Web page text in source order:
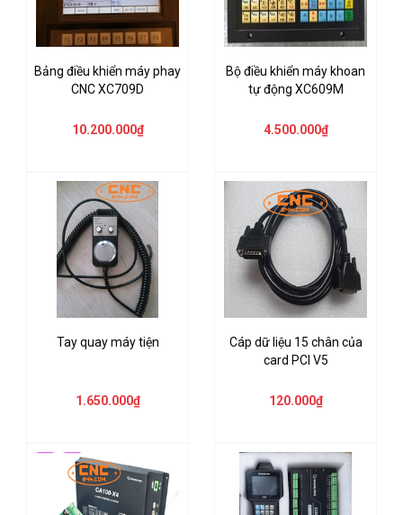
Bảng điều khiển máy phay
CNC XC709D
10.200.000₫
Bộ điều khiển máy khoan
tự động XC609M
4.500.000₫
Tay quay máy tiện
1.650.000₫
Cáp dữ liệu 15 chân của
card PCI V5
120.000₫